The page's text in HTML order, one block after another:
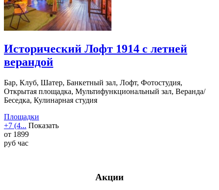
Исторический Лофт 1914 с летней
верандой
Бар, Клуб, Шатер, Банкетный зал, Лофт, Фотостудия,
Открытая площадка, Мультифункциональный зал, Веранда/
Беседка, Кулинарная студия
Площадки
+7 (4... Показать
от 1899
руб час
Акции